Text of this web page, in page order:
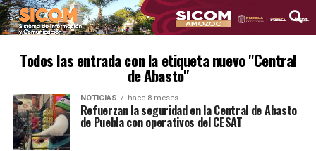
Todos las entrada con la etiqueta nuevo "Central
de Abasto"
NOTICIAS hace 8 meses
Refuerzan la seguridad en la Central de Abasto
de Puebla con operativos del CESAT